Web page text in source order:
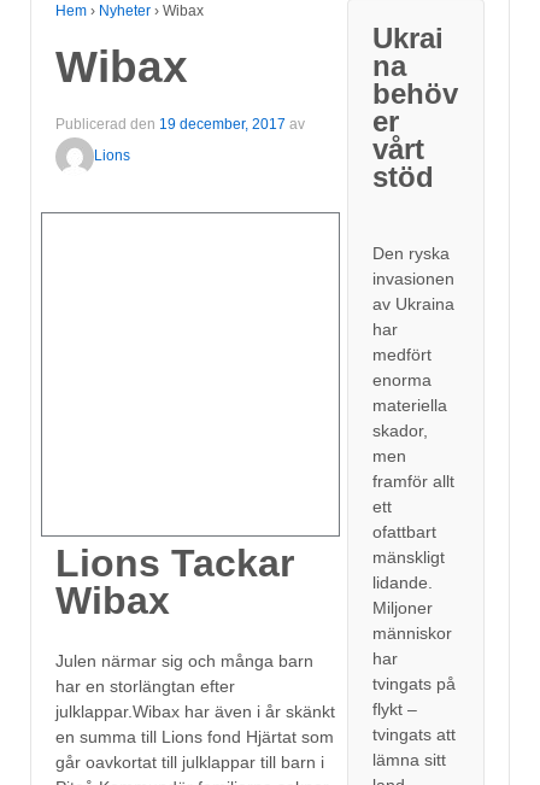
Hem › Nyheter › Wibax
Wibax
Publicerad den 19 december, 2017 av
Lions
Lions Tackar
Wibax
Julen närmar sig och många barn
har en storlängtan efter
julklappar.Wibax har även i år skänkt
en summa till Lions fond Hjärtat som
går oavkortat till julklappar till barn i
Ukrai
na
behöv
er
vårt
stöd
Den ryska
invasionen
av Ukraina
har
medfört
enorma
materiella
skador,
men
framför allt
ett
ofattbart
mänskligt
lidande.
Miljoner
människor
har
tvingats på
flykt –
tvingats att
lämna sitt